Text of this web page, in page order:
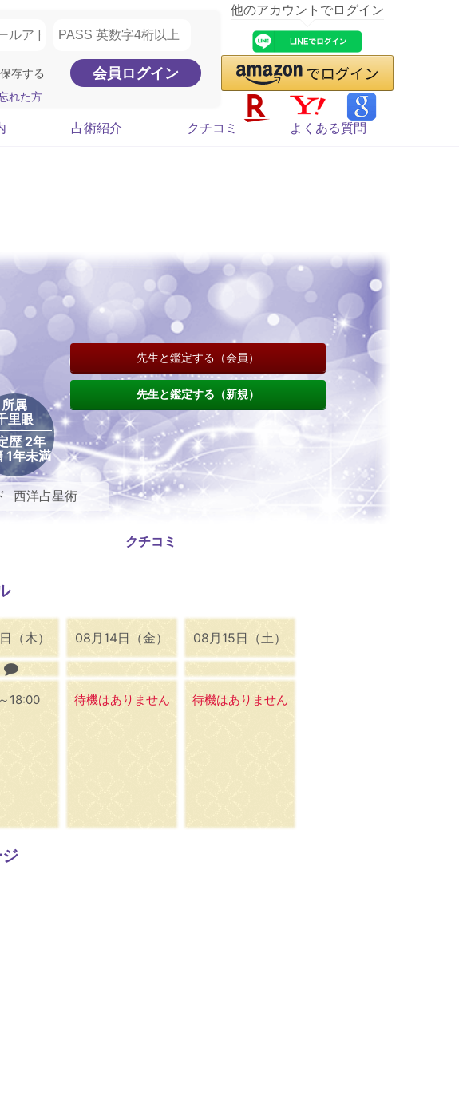
存する
れた方
他のアカウントでログイン
占術紹介 クチコミ よくある質問
所属
里眼
歴 2年
1年未満
西洋占星術
先生と鑑定する（会員）
先生と鑑定する（新規）
クチコミ
（木）
18:00
08月14日（金）
待機はありません
08月15日（土）
待機はありません